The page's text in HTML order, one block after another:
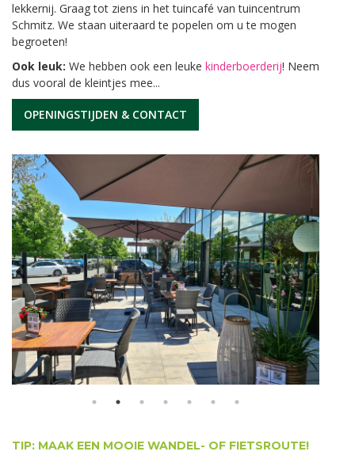
lekkernij. Graag tot ziens in het tuincafé van tuincentrum
Schmitz. We staan uiteraard te popelen om u te mogen
begroeten!
Ook leuk: We hebben ook een leuke kinderboerderij! Neem
dus vooral de kleintjes mee...
OPENINGSTIJDEN & CONTACT
TIP: MAAK EEN MOOIE WANDEL- OF FIETSROUTE!